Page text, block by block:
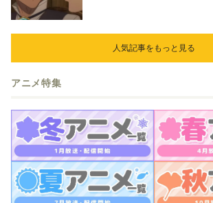
人気記事をもっと見る
アニメ特集